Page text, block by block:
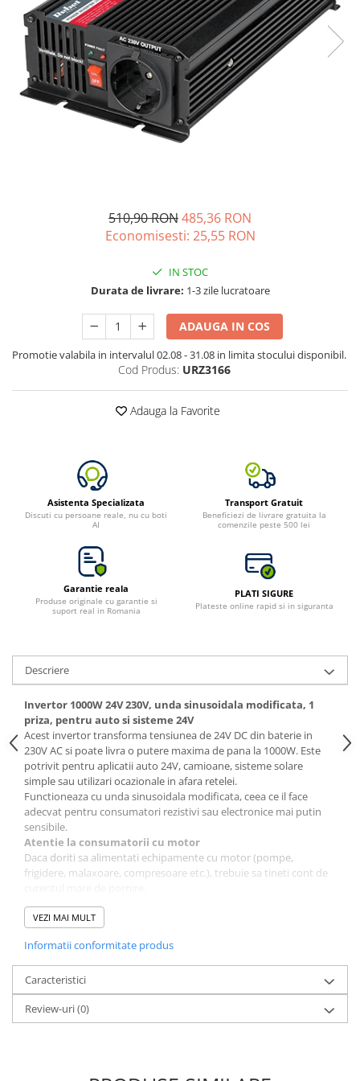
Acumulatori de stocare
Componente sisteme de balcon
510,90 RON485,36 RON
Economisesti: 25,55 RON
IN STOC
Durata de livrare: 1-3 zile lucratoare
ADAUGA IN COS
Promotie valabila in intervalul 02.08 - 31.08 in limita stocului disponibil.
Cod Produs: URZ3166
Adauga la Favorite
Asistenta Specializata
Discuti cu persoane reale, nu cu boti
AI
Transport Gratuit
Beneficiezi de livrare gratuita la
comenzile peste 500 lei
Garantie reala
Produse originale cu garantie si
suport real in Romania
PLATI SIGURE
Plateste online rapid si in siguranta
Descriere
Invertor 1000W 24V 230V, unda sinusoidala modificata, 1
priza, pentru auto si sisteme 24V
Acest invertor transforma tensiunea de 24V DC din baterie in
230V AC si poate livra o putere maxima de pana la 1000W. Este
potrivit pentru aplicatii auto 24V, camioane, sisteme solare
simple sau utilizari ocazionale in afara retelei.
Functioneaza cu unda sinusoidala modificata, ceea ce il face
adecvat pentru consumatori rezistivi sau electronice mai putin
sensibile.
Atentie la consumatorii cu motor
Daca doriti sa alimentati echipamente cu motor (pompe,
frigidere, malaxoare, compresoare etc.), trebuie sa tineti cont de
Motoarele electrice pot consuma la pornire de 3–6 ori mai mult
decat puterea nominala.
Motor 150W → consum la pornire poate ajunge la 150W x 6 =
900W.
In acest caz, invertorul trebuie sa suporte cel putin 900W doar
pentru pornire.
Daca puterea de pornire depaseste capacitatea invertorului,
echipamentul nu va porni.
VEZI MAI MULT
Informatii conformitate produs
Caracteristici
Review-uri(0)